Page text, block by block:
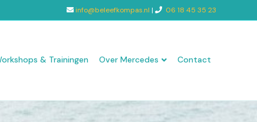
info@beleefkompas.nl | 06 18 45 35 23
& Trainingen Over Mercedes Contact